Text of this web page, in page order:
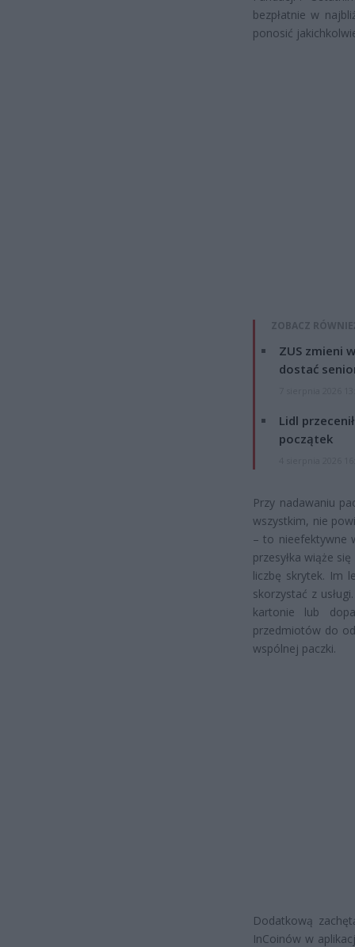
bezpłatnie w
ponosić
ZOBACZ
ZUS zmieni
dostać
Lidl
początek
Przy nadawaniu
wszystkim, nie
– to nieefektywne
przesyłka wiąże
liczbę skrytek. Im
skorzystać z
kartonie lub
przedmiotów do
wspólnej paczki.
Dodatkową
InCoinów w